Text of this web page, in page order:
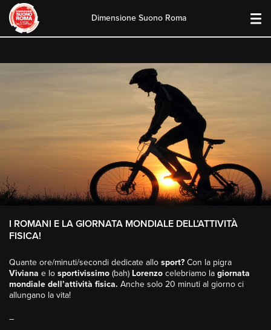
content
Dimensione Suono Roma
I ROMANI E LA GIORNATA MONDIALE DELL’ATTIVITÀ
FISICA!
Quante ore/minuti/secondi dedicate allo sport? Con la pigra
Viviana e lo sportivissimo (bah) Lorenzo celebriamo la giornata
mondiale dell’attività fisica. Anche solo 20 minuti al giorno ci
allungano la vita!
–